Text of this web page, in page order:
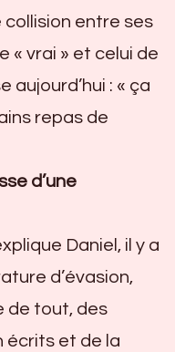
collision entre ses
« vrai » et celui de
aujourd’hui : « ça
repas de
d’une
Daniel, il y a
d’évasion,
de tout, des
écrits et de la